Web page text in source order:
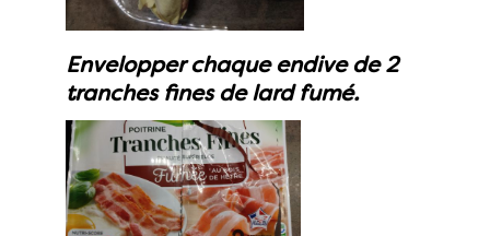
Envelopper chaque endive de 2
tranches fines de lard fumé.